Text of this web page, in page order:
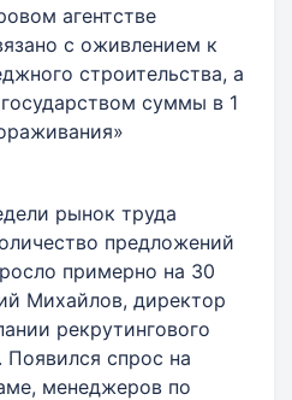
агентстве
с оживлением к
строительства, а
суммы в 1
рынок труда
предложений
примерно на 30
Михайлов, директор
рекрутингового
Появился спрос на
менеджеров по